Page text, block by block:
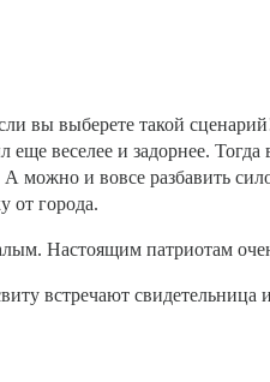
вы выберете такой
веселее и задорнее.
можно и вовсе разбавить
от города.
Настоящим патриотам
встречают свидетельница